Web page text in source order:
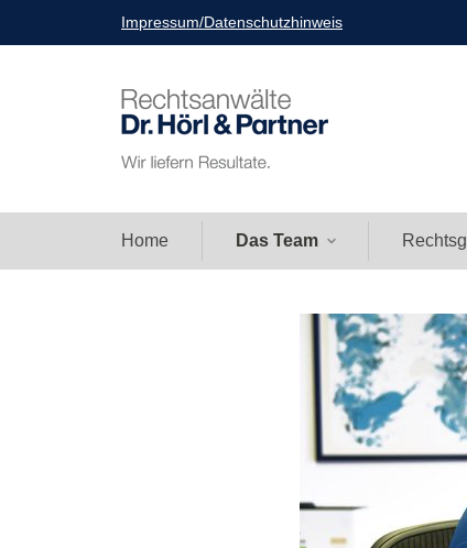
to
Impressum/Datenschutzhinweis
Dr Hörl Rechtsanwälte
Home Das Team